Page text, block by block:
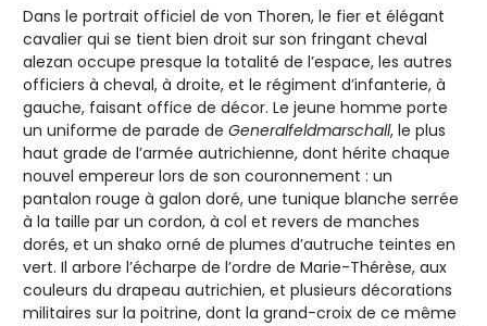
Dans le portrait officiel de von Thoren, le fier et élégant
cavalier qui se tient bien droit sur son fringant cheval
alezan occupe presque la totalité de l’espace, les autres
officiers à cheval, à droite, et le régiment d’infanterie, à
gauche, faisant office de décor. Le jeune homme porte
un uniforme de parade de Generalfeldmarschall, le plus
haut grade de l’armée autrichienne, dont hérite chaque
nouvel empereur lors de son couronnement : un
pantalon rouge à galon doré, une tunique blanche serrée
à la taille par un cordon, à col et revers de manches
dorés, et un shako orné de plumes d’autruche teintes en
vert. Il arbore l’écharpe de l’ordre de Marie-Thérèse, aux
couleurs du drapeau autrichien, et plusieurs décorations
militaires sur la poitrine, dont la grand-croix de ce même